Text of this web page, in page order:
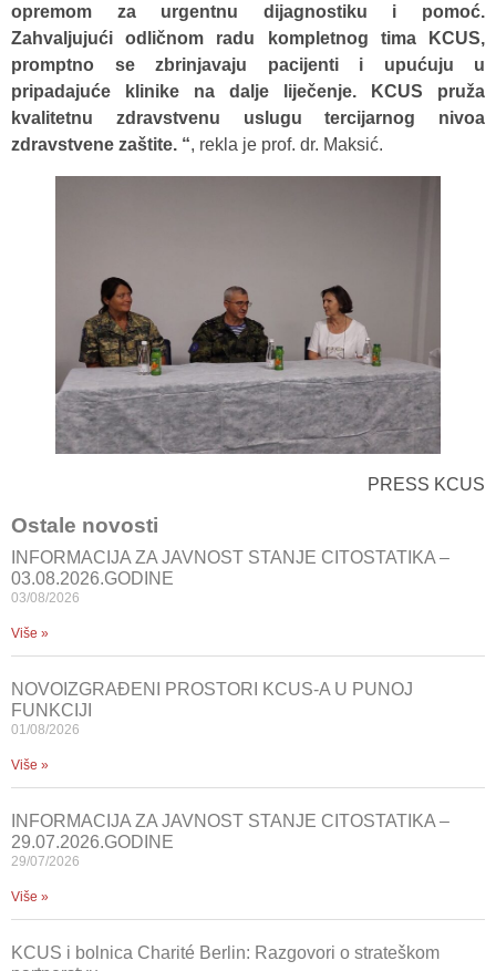
opremom za urgentnu dijagnostiku i pomoć.
Zahvaljujući odličnom radu kompletnog tima KCUS,
promptno se zbrinjavaju pacijenti i upućuju u
pripadajuće klinike na dalje liječenje. KCUS pruža
kvalitetnu zdravstvenu uslugu tercijarnog nivoa
zdravstvene zaštite. “, rekla je prof. dr. Maksić.
PRESS KCUS
Ostale novosti
INFORMACIJA ZA JAVNOST STANJE CITOSTATIKA –
03.08.2026.GODINE
03/08/2026
Više »
NOVOIZGRAĐENI PROSTORI KCUS-A U PUNOJ
FUNKCIJI
01/08/2026
Više »
INFORMACIJA ZA JAVNOST STANJE CITOSTATIKA –
29.07.2026.GODINE
29/07/2026
Više »
KCUS i bolnica Charité Berlin: Razgovori o strateškom